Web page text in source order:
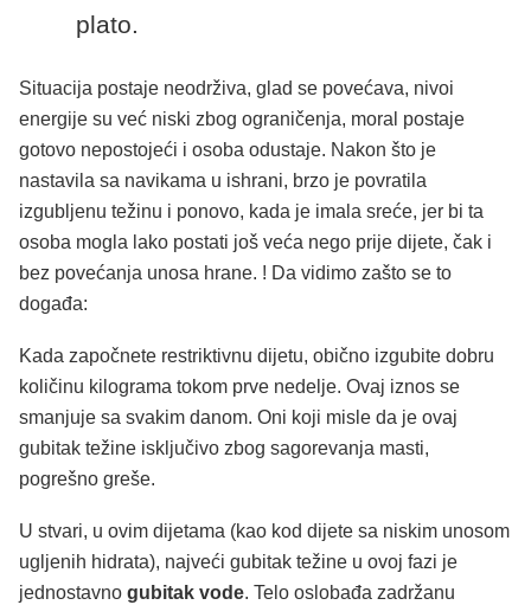
plato.
Situacija postaje neodrživa, glad se povećava, nivoi
energije su već niski zbog ograničenja, moral postaje
gotovo nepostojeći i osoba odustaje. Nakon što je
nastavila sa navikama u ishrani, brzo je povratila
izgubljenu težinu i ponovo, kada je imala sreće, jer bi ta
osoba mogla lako postati još veća nego prije dijete, čak i
bez povećanja unosa hrane. ! Da vidimo zašto se to
događa:
Kada započnete restriktivnu dijetu, obično izgubite dobru
količinu kilograma tokom prve nedelje. Ovaj iznos se
smanjuje sa svakim danom. Oni koji misle da je ovaj
gubitak težine isključivo zbog sagorevanja masti,
pogrešno greše.
U stvari, u ovim dijetama (kao kod dijete sa niskim unosom
ugljenih hidrata), najveći gubitak težine u ovoj fazi je
jednostavno gubitak vode. Telo oslobađa zadržanu